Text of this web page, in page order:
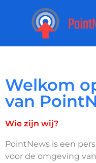
Welkom
van
Wie zijn wij?
PointNews is een
voor de omgeving